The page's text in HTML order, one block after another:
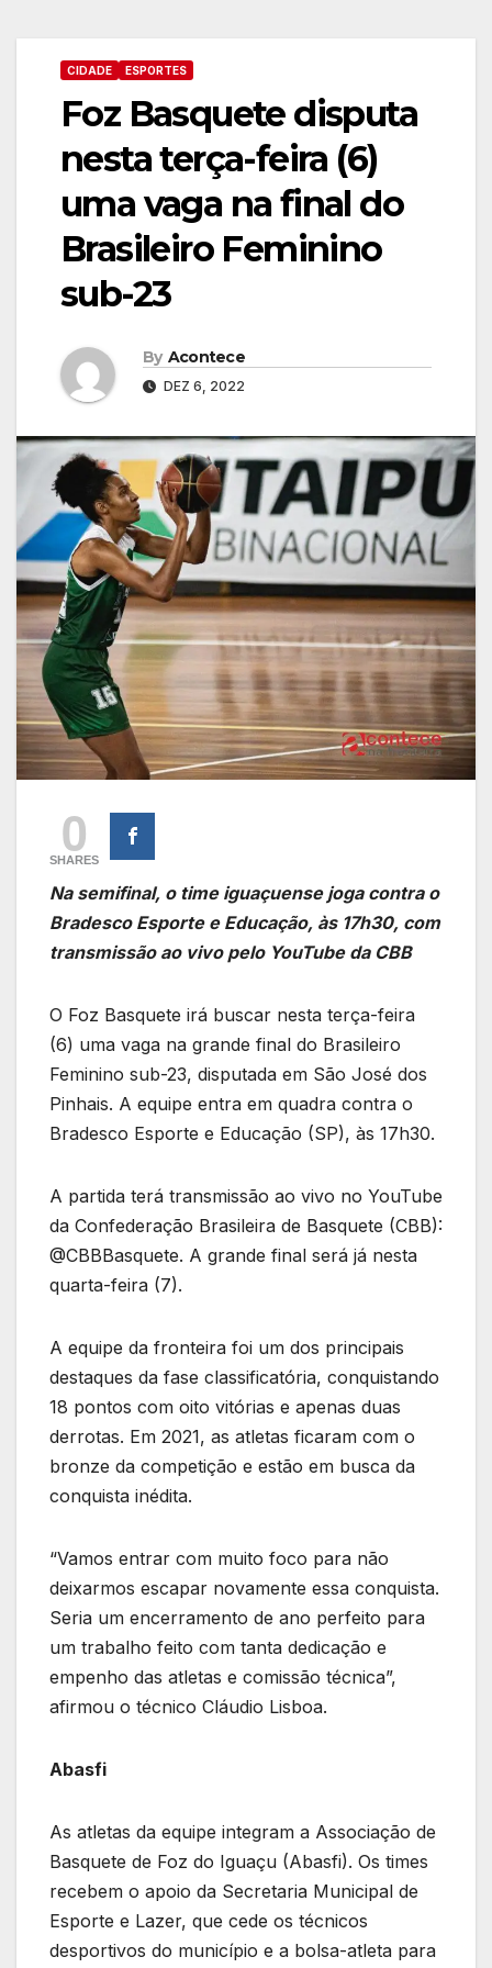
CIDADE ESPORTES
Foz Basquete disputa
nesta terça-feira (6)
uma vaga na final do
Brasileiro Feminino
sub-23
By Acontece
DEZ 6, 2022
0
SHARES
Na semifinal, o time iguaçuense joga contra o
Bradesco Esporte e Educação, às 17h30, com
transmissão ao vivo pelo YouTube da CBB
O Foz Basquete irá buscar nesta terça-feira
(6) uma vaga na grande final do Brasileiro
Feminino sub-23, disputada em São José dos
Pinhais. A equipe entra em quadra contra o
Bradesco Esporte e Educação (SP), às 17h30.
A partida terá transmissão ao vivo no YouTube
da Confederação Brasileira de Basquete (CBB):
@CBBBasquete. A grande final será já nesta
quarta-feira (7).
A equipe da fronteira foi um dos principais
destaques da fase classificatória, conquistando
18 pontos com oito vitórias e apenas duas
derrotas. Em 2021, as atletas ficaram com o
bronze da competição e estão em busca da
conquista inédita.
“Vamos entrar com muito foco para não
deixarmos escapar novamente essa conquista.
Seria um encerramento de ano perfeito para
um trabalho feito com tanta dedicação e
empenho das atletas e comissão técnica”,
afirmou o técnico Cláudio Lisboa.
Abasfi
As atletas da equipe integram a Associação de
Basquete de Foz do Iguaçu (Abasfi). Os times
recebem o apoio da Secretaria Municipal de
Esporte e Lazer, que cede os técnicos
desportivos do município e a bolsa-atleta para